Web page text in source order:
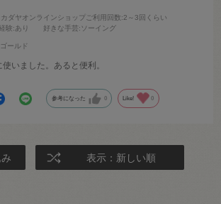
カダヤオンラインショップご利用回数:2～3回くらい
験:あり 好きな手芸:ソーイング
ールド
いました。あると便利。
参考になった 0 Like! 0
表示：新しい順